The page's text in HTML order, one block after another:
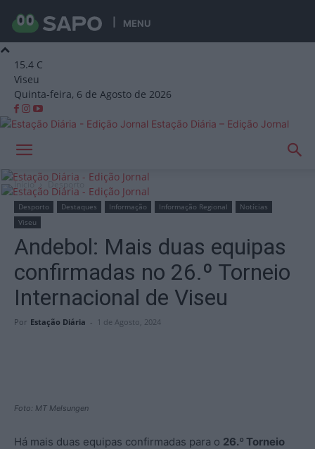
MENU
15.4 C
Viseu
Quinta-feira, 6 de Agosto de 2026
Estação Diária – Edição Jornal
Início Desporto
Desporto Destaques Informação Informação Regional
Notícias
Viseu
Andebol: Mais duas equipas
confirmadas no 26.º Torneio
Internacional de Viseu
Por Estação Diária - 1 de Agosto, 2024
Foto: MT Melsungen
Há mais duas equipas confirmadas para o 26.º Torneio